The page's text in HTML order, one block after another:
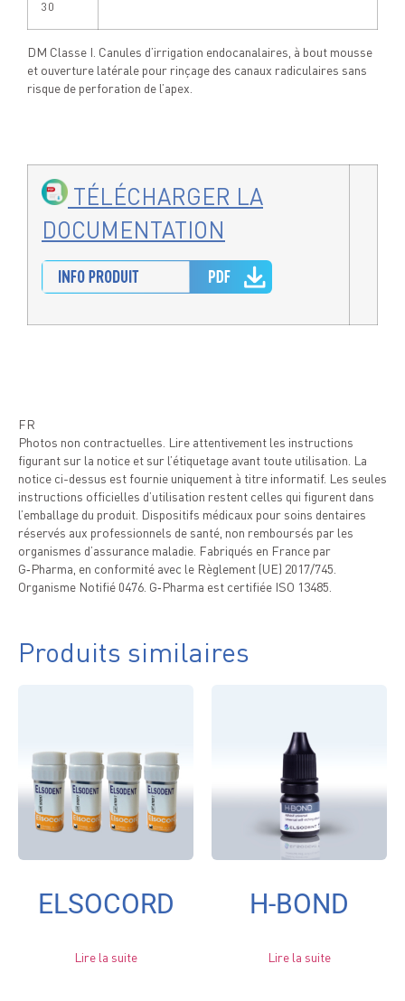
30
DM Classe I. Canules d’irrigation endocanalaires, à bout mousse
et ouverture latérale pour rinçage des canaux radiculaires sans
risque de perforation de l’apex.
TÉLÉCHARGER LA
DOCUMENTATION
FR
Photos non contractuelles. Lire attentivement les instructions
figurant sur la notice et sur l’étiquetage avant toute utilisation. La
notice ci-dessus est fournie uniquement à titre informatif. Les seules
instructions officielles d’utilisation restent celles qui figurent dans
l’emballage du produit. Dispositifs médicaux pour soins dentaires
réservés aux professionnels de santé, non remboursés par les
organismes d’assurance maladie. Fabriqués en France par
G‑Pharma, en conformité avec le Règlement (UE) 2017/745.
Organisme Notifié 0476. G‑Pharma est certifiée ISO 13485.
Produits similaires
ELSOCORD
Lire la suite
H-BOND
Lire la suite